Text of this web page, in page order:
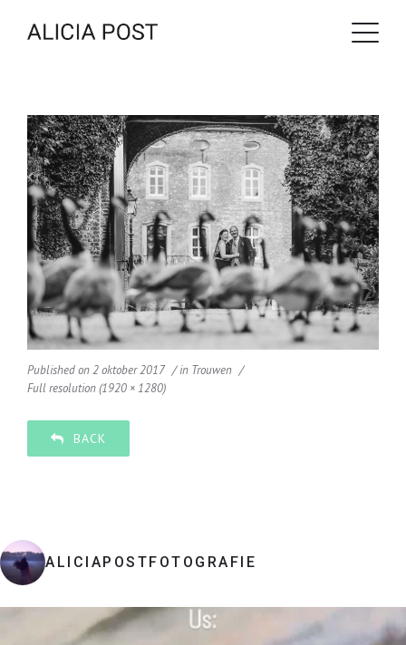
Published on2 oktober 2017 in Trouwen
Full resolution (1920 × 1280)
BACK
ALICIAPOSTFOTOGRAFIE